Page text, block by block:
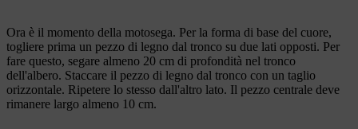
Ora è il momento della motosega. Per la forma di base del cuore,
togliere prima un pezzo di legno dal tronco su due lati opposti. Per
fare questo, segare almeno 20 cm di profondità nel tronco
dell'albero. Staccare il pezzo di legno dal tronco con un taglio
orizzontale. Ripetere lo stesso dall'altro lato. Il pezzo centrale deve
rimanere largo almeno 10 cm.